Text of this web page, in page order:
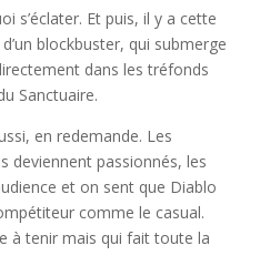
s’éclater. Et puis, il y a cette
blockbuster, qui submerge
dans les tréfonds
Sanctuaire.
en redemande. Les
deviennent passionnés, les
et on sent que Diablo
comme le casual.
à tenir mais qui fait toute la